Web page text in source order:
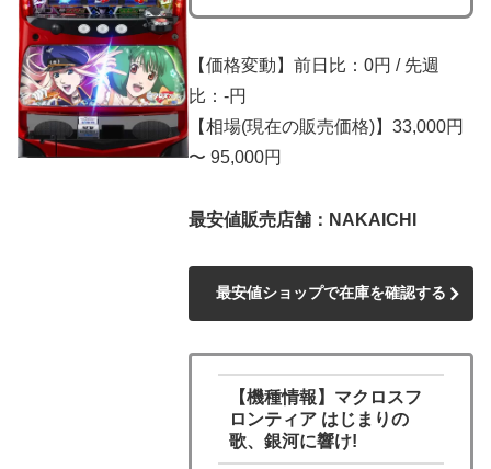
【価格変動】前日比：0円 / 先週
比：-円
【相場(現在の販売価格)】33,000円
〜 95,000円
最安値販売店舗：NAKAICHI
最安値ショップで在庫を確認する
【機種情報】マクロスフ
ロンティア はじまりの
歌、銀河に響け!